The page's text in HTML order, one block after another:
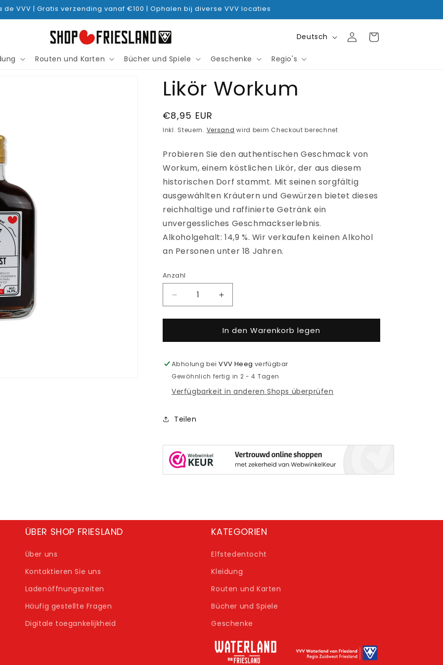
de VVV | Gratis verzending vanaf €100 | Ophalen bij diverse VVV locaties
Routen und Karten Bücher und Spiele Geschenke Regio's
S
p
r
h
e
Deutsch EinloggenWarenkorb
Likör Workum
Normaler
Preis
€8,95 EUR
Inkl. Steuern. Versand wird beim Checkout berechnet
Probieren Sie den authentischen Geschmack von
Workum, einem köstlichen Likör, der aus diesem
historischen Dorf stammt. Mit seinen sorgfältig
ausgewählten Kräutern und Gewürzen bietet dieses
reichhaltige und raffinierte Getränk ein
unvergessliches Geschmackserlebnis.
Alkoholgehalt: 14,9 %. Wir verkaufen keinen Alkohol
an Personen unter 18 Jahren.
Anzahl
Verringere
die
Menge
Likör
Erhöhe
die
Menge
für
Likör
In den Warenkorb legen
Abholung beiVVV Heeg verfügbar
Gewöhnlich fertig in 2 - 4 Tagen
Verfügbarkeit in anderen Shops überprüfen
Teilen
ÜBER SHOP FRIESLAND
Über uns
Kontaktieren Sie uns
Ladenöffnungszeiten
Häufig gestellte Fragen
Digitale toegankelijkheid
KATEGORIEN
Elfstedentocht
Kleidung
Routen und Karten
Bücher und Spiele
Geschenke